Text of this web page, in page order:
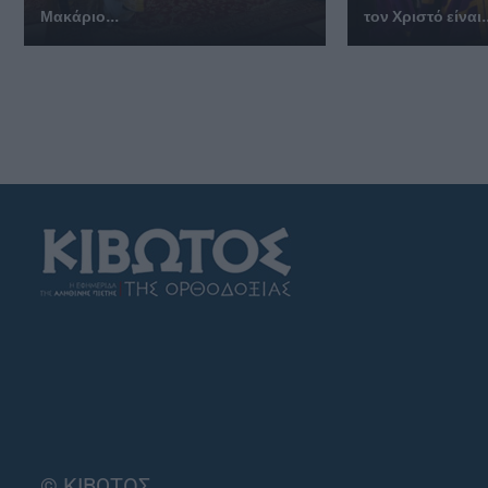
Μακάριο...
τον Χριστό